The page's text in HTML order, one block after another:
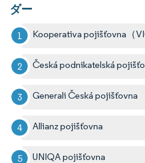
ダー
Kooperativa pojišťovna（
Česká podnikatelská
Generali Česká pojišťovna
Allianz pojišťovna
UNIQA pojišťovna